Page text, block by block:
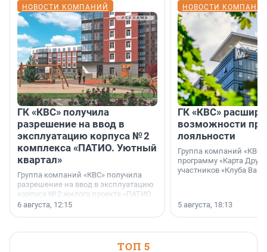
НОВОСТИ КОМПАНИЙ
ГК «КВС» получила
разрешение на ввод в
эксплуатацию корпуса № 2
комплекса «ПАТИО. Уютный
квартал»
Группа компаний «КВС» получила
разрешение на ввод в эксплуатацию
корпуса № 2 жилого проекта «ПАТИО.
Уютный квартал», расположенного во
6 августа, 12:15
НОВОСТИ
ГК «КВС»
возможности
лояльности
Группа компаний
программу «Карта
участников «Клуба
5 августа, 18:13
ТОП 5